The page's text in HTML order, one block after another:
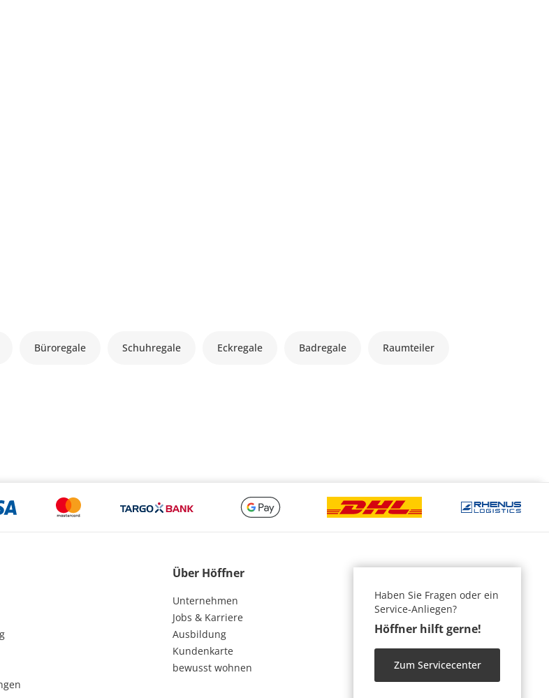
Büroregale Schuhregale Eckregale Badregale Raumteiler
Über Höffner
Unternehmen
Jobs & Karriere
Ausbildung
Kundenkarte
bewusst wohnen
Haben Sie Fragen oder ein
Service-Anliegen?
Höffner hilft gerne!
Zum Servicecenter